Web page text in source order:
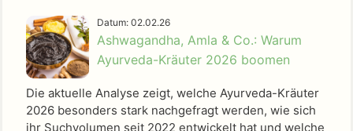
Datum: 02.02.26
Ashwagandha, Amla & Co.: Warum
Ayurveda-Kräuter 2026 boomen
Die aktuelle Analyse zeigt, welche Ayurveda-Kräuter
2026 besonders stark nachgefragt werden, wie sich
ihr Suchvolumen seit 2022 entwickelt hat und welche